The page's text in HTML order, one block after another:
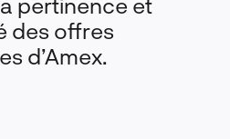
des offres
d’Amex.